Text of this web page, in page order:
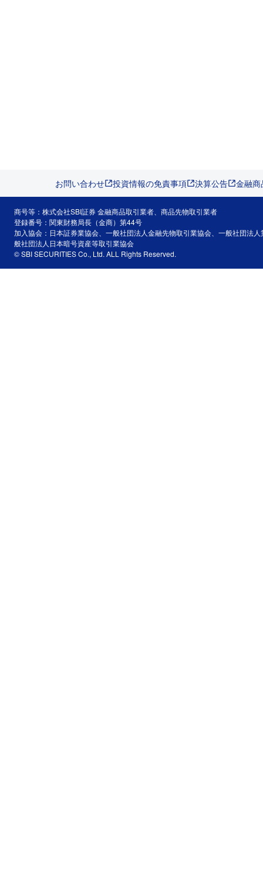
お問い合わせ 投資情報の免責事項 決算公告 金融
商号等：株式会社SBI証券 金融商品取引業者、商品先物取引業者
登録番号：関東財務局長（金商）第44号
加入協会：日本証券業協会、一般社団法人金融先物取引業協会、一般社団法
般社団法人日本暗号資産等取引業協会
© SBI SECURITIES Co., Ltd. ALL Rights Reserved.